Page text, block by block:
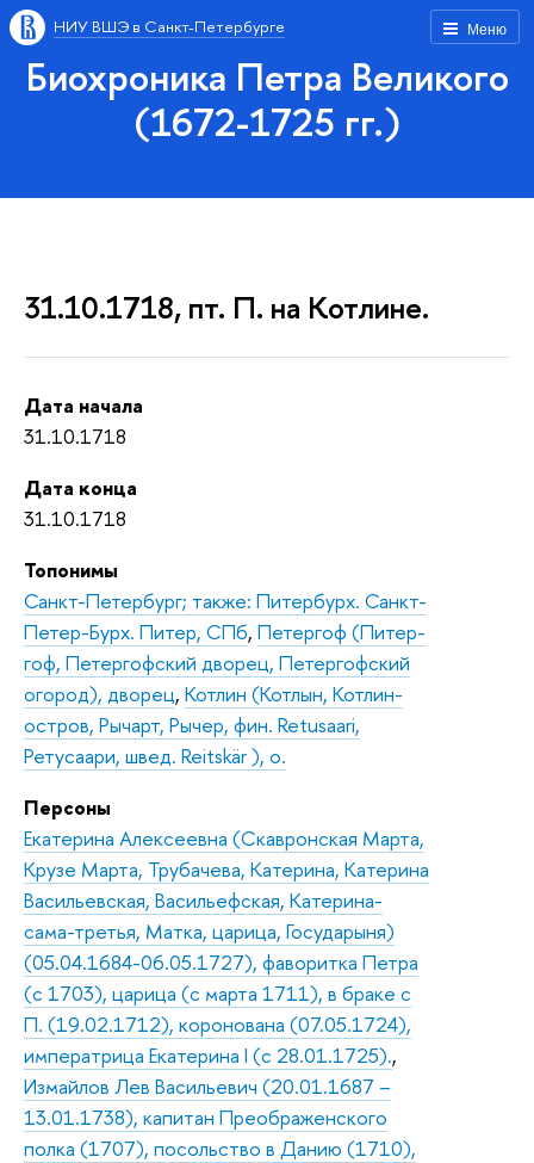
Меню
НИУ ВШЭ в Санкт-Петербурге
Биохроника Петра Великого
(1672-1725 гг.)
31.10.1718, пт. П. на Котлине.
Дата начала
31.10.1718
Дата конца
31.10.1718
Топонимы
Санкт-Петербург; также: Питербурх. Санкт-
Петер-Бурх. Питер, СПб, Петергоф (Питер-
гоф, Петергофский дворец, Петергофский
огород), дворец, Котлин (Котлын, Котлин-
остров, Рычарт, Рычер, фин. Retusaari,
Ретусаари, швед. Reitskär ), о.
Персоны
Екатерина Алексеевна (Скавронская Марта,
Крузе Марта, Трубачева, Катерина, Катерина
Васильевская, Васильефская, Катерина-
сама-третья, Матка, царица, Государыня)
(05.04.1684-06.05.1727), фаворитка Петра
(с 1703), царица (с марта 1711), в браке с
П. (19.02.1712), коронована (07.05.1724),
императрица Екатерина I (с 28.01.1725).,
Измайлов Лев Васильевич (20.01.1687 –
13.01.1738), капитан Преображенского
полка (1707), посольство в Данию (1710),